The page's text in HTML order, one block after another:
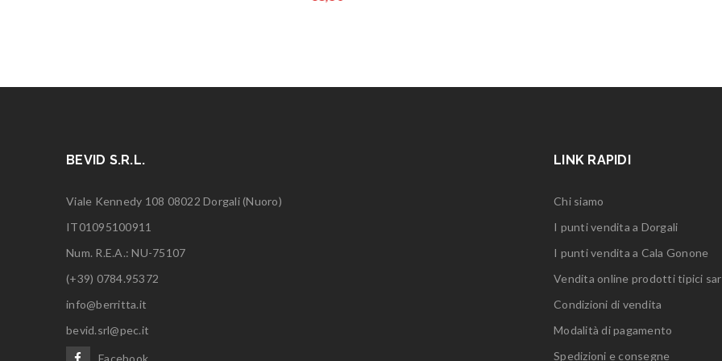
BEVID S.R.L.
Viale Kennedy 108 08022 Dorgali (Nuoro)
IT01095100911
Num. R.E.A.: NU-75107
(+39) 0784.95372
info@berritta.it
bevid.srl@pec.it
Facebook
LINK RAPIDI
Chi siamo
I punti vendita a Dorgali
I punti vendita a Cala Gonone
Vendita online prodotti tipici
Condizioni di vendita
Modalità di pagamento
Spedizioni e consegne